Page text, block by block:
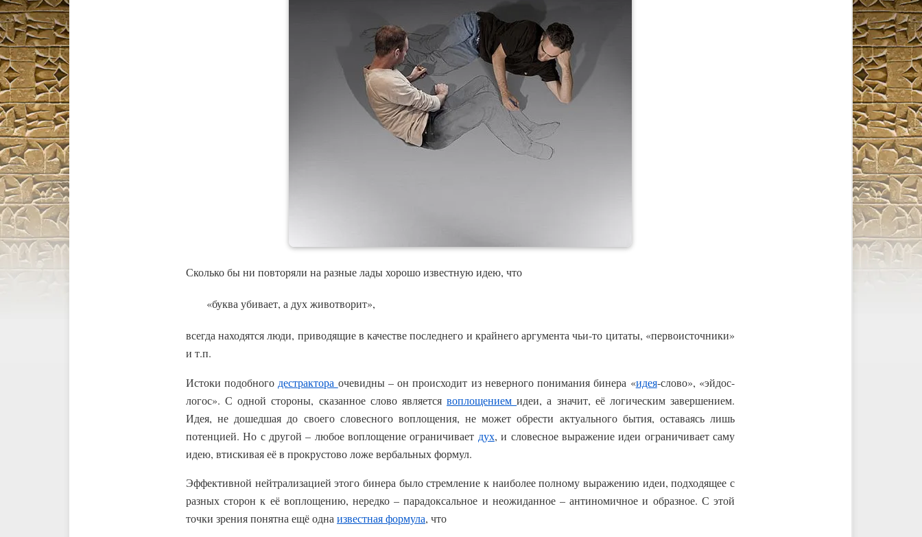
Сколько бы ни повторяли на разные лады хорошо известную идею, что
«буква убивает, а дух животворит»,
всегда находятся люди, приводящие в качестве последнего и крайнего аргумента чьи-то цитаты, «первоисточники»
и т.п.
Истоки подобногодестрактора очевидны – он происходит из неверного понимания бинера «идея-слово», «эйдос-
логос». С одной стороны, сказанное слово являетсявоплощениемидеи, а значит, её логическим завершением.
Идея, не дошедшая до своего словесного воплощения, не может обрести актуального бытия, оставаясь лишь
потенцией. Но с другой – любое воплощение ограничивает дух, и словесное выражение идеи ограничивает саму
идею, втискивая её в прокрустово ложе вербальных формул.
Эффективной нейтрализацией этого бинера было стремление к наиболее полному выражению идеи, подходящее с
разных сторон к её воплощению, нередко – парадоксальное и неожиданное – антиномичное и образное. С этой
точки зрения понятна ещё однаизвестная формула, что